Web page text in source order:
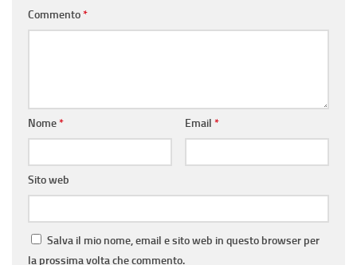
Commento*
Nome* Email *
Sito web
Salva il mio nome, email e sito web in questo browser per
la prossima volta che commento.